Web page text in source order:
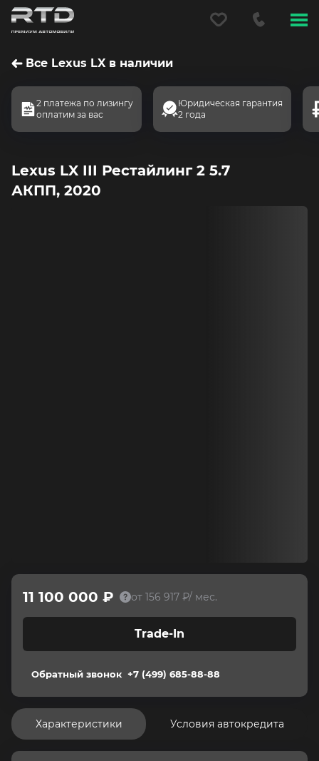
Все Lexus LX в наличии
2 платежа по лизингу
оплатим за вас
Юридическая гарантия
2 года
Lexus LX III Рестайлинг 2 5.7
АКПП, 2020
11 100 000 ₽ от 156 917 ₽/ мес.
Trade-In
+7 (499) 685-88-88
Обратный звонок
Характеристики Условия автокредита